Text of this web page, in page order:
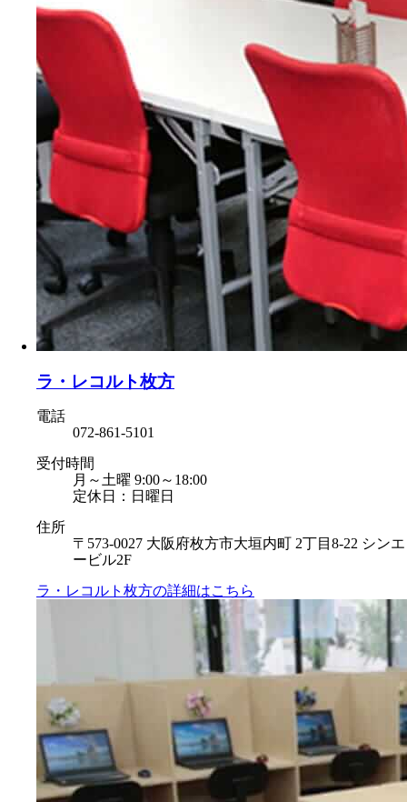
ラ・レコルト枚方
電話
072-861-5101
受付時間
月～土曜 9:00～18:00
定休日：日曜日
住所
〒573-0027 大阪府枚方市大垣内町 2丁目8-22 シンエ
ービル2F
ラ・レコルト枚方の詳細はこちら